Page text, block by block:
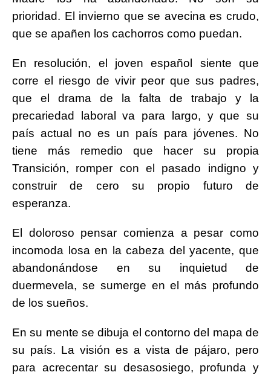
prioridad. El invierno que se avecina es crudo,
que se apañen los cachorros como puedan.
En resolución, el joven español siente que
corre el riesgo de vivir peor que sus padres,
que el drama de la falta de trabajo y la
precariedad laboral va para largo, y que su
país actual no es un país para jóvenes. No
tiene más remedio que hacer su propia
Transición, romper con el pasado indigno y
construir de cero su propio futuro de
esperanza.
El doloroso pensar comienza a pesar como
incomoda losa en la cabeza del yacente, que
abandonándose en su inquietud de
duermevela, se sumerge en el más profundo
de los sueños.
En su mente se dibuja el contorno del mapa de
su país. La visión es a vista de pájaro, pero
para acrecentar su desasosiego, profunda y